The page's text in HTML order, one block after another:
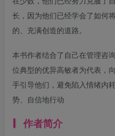
长，因为他们已经学会了如何
的、充满创造的道路。
本书作者结合了自己在管理咨
位典型的优异高敏者为代表，
手引导他们，避免陷入情绪内
势、自信地行动
作者简介